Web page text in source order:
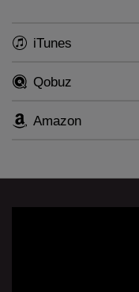
iTunes
Qobuz
Amazon